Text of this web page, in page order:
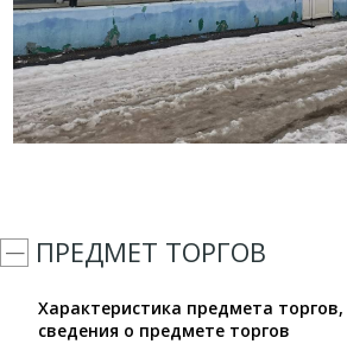
ПРЕДМЕТ ТОРГОВ
Характеристика предмета
сведения о предмете торгов